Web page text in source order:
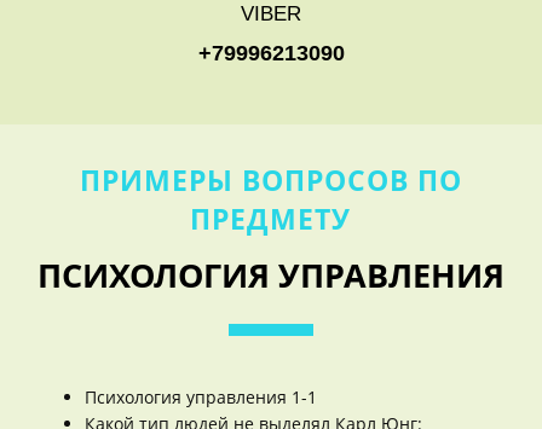
VIBER
+79996213090
ПРИМЕРЫ ВОПРОСОВ ПО
ПРЕДМЕТУ
ПСИХОЛОГИЯ УПРАВЛЕНИЯ
Психология управления 1-1
Какой тип людей не выделял Карл Юнг: